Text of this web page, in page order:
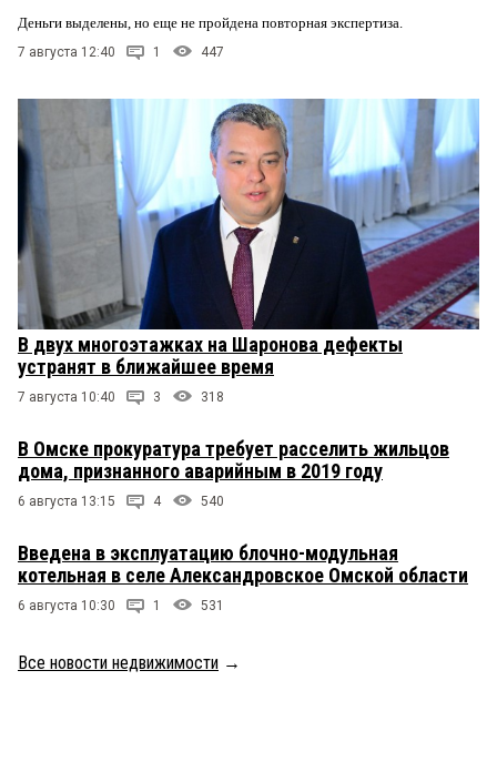
Деньги выделены, но еще не пройдена повторная экспертиза.
7 августа 12:40 1 447
В двух многоэтажках на Шаронова дефекты
устранят в ближайшее время
7 августа 10:40 3 318
В Омске прокуратура требует расселить жильцов
дома, признанного аварийным в 2019 году
6 августа 13:15 4 540
Введена в эксплуатацию блочно-модульная
котельная в селе Александровское Омской области
6 августа 10:30 1 531
Все новости недвижимости →